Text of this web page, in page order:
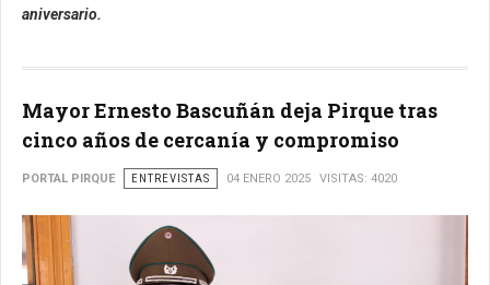
aniversario.
Mayor Ernesto Bascuñán deja Pirque tras
cinco años de cercanía y compromiso
PORTAL PIRQUE ENTREVISTAS 04 ENERO 2025 VISITAS: 4020